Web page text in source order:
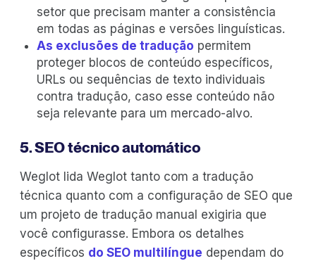
setor que precisam manter a consistência
em todas as páginas e versões linguísticas.
As exclusões de tradução permitem
proteger blocos de conteúdo específicos,
URLs ou sequências de texto individuais
contra tradução, caso esse conteúdo não
seja relevante para um mercado-alvo.
5. SEO técnico automático
Weglot lida Weglot tanto com a tradução
técnica quanto com a configuração de SEO que
um projeto de tradução manual exigiria que
você configurasse. Embora os detalhes
específicos do SEO multilíngue dependam do